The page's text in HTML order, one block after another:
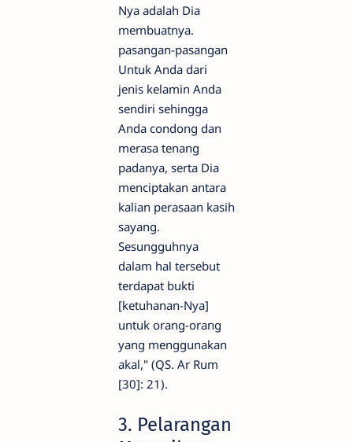
Nya adalah Dia
membuatnya.
pasangan-pasangan
Untuk Anda dari
jenis kelamin Anda
sendiri sehingga
Anda condong dan
merasa tenang
padanya, serta Dia
menciptakan antara
kalian perasaan kasih
sayang.
Sesungguhnya
dalam hal tersebut
terdapat bukti
[ketuhanan-Nya]
untuk orang-orang
yang menggunakan
akal," (QS. Ar Rum
[30]: 21).
3. Pelarangan